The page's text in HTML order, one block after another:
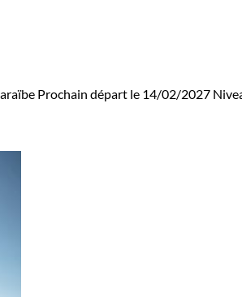
Prochain départ le 14/02/2027